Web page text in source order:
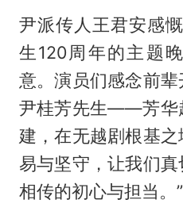
尹派传人王君安感
生120周年的主题
意。演员们感念前
尹桂芳先生——芳华
建，在无越剧根基
易与坚守，让我们
相传的初心与担当。”